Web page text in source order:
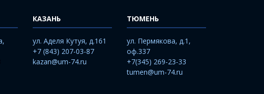
КАЗАНЬ
ул. Аделя Кутуя, д.161
+7 (843) 207-03-87
kazan@um-74.ru
ТЮМЕНЬ
ул. Пермякова, д.1,
оф.337
+7(345) 269-23-33
tumen@um-74.ru